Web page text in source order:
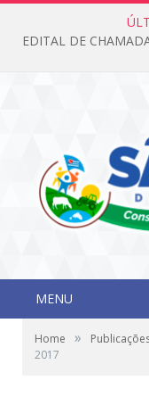
MENU
Home »
2017